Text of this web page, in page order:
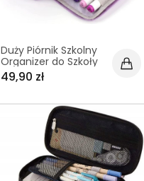
Duży Piórnik Szkolny
Organizer do Szkoły
Pojemny Etui na
Kredki i Długopisy
49,90 zł